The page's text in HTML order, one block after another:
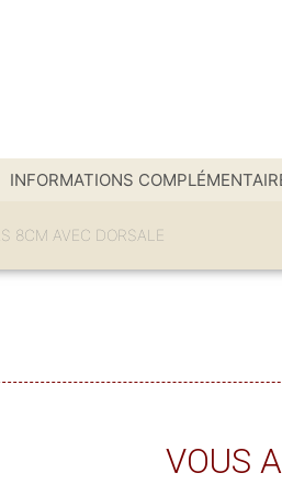
INFORMATIONS
8CM AVEC DORSALE
VOUS